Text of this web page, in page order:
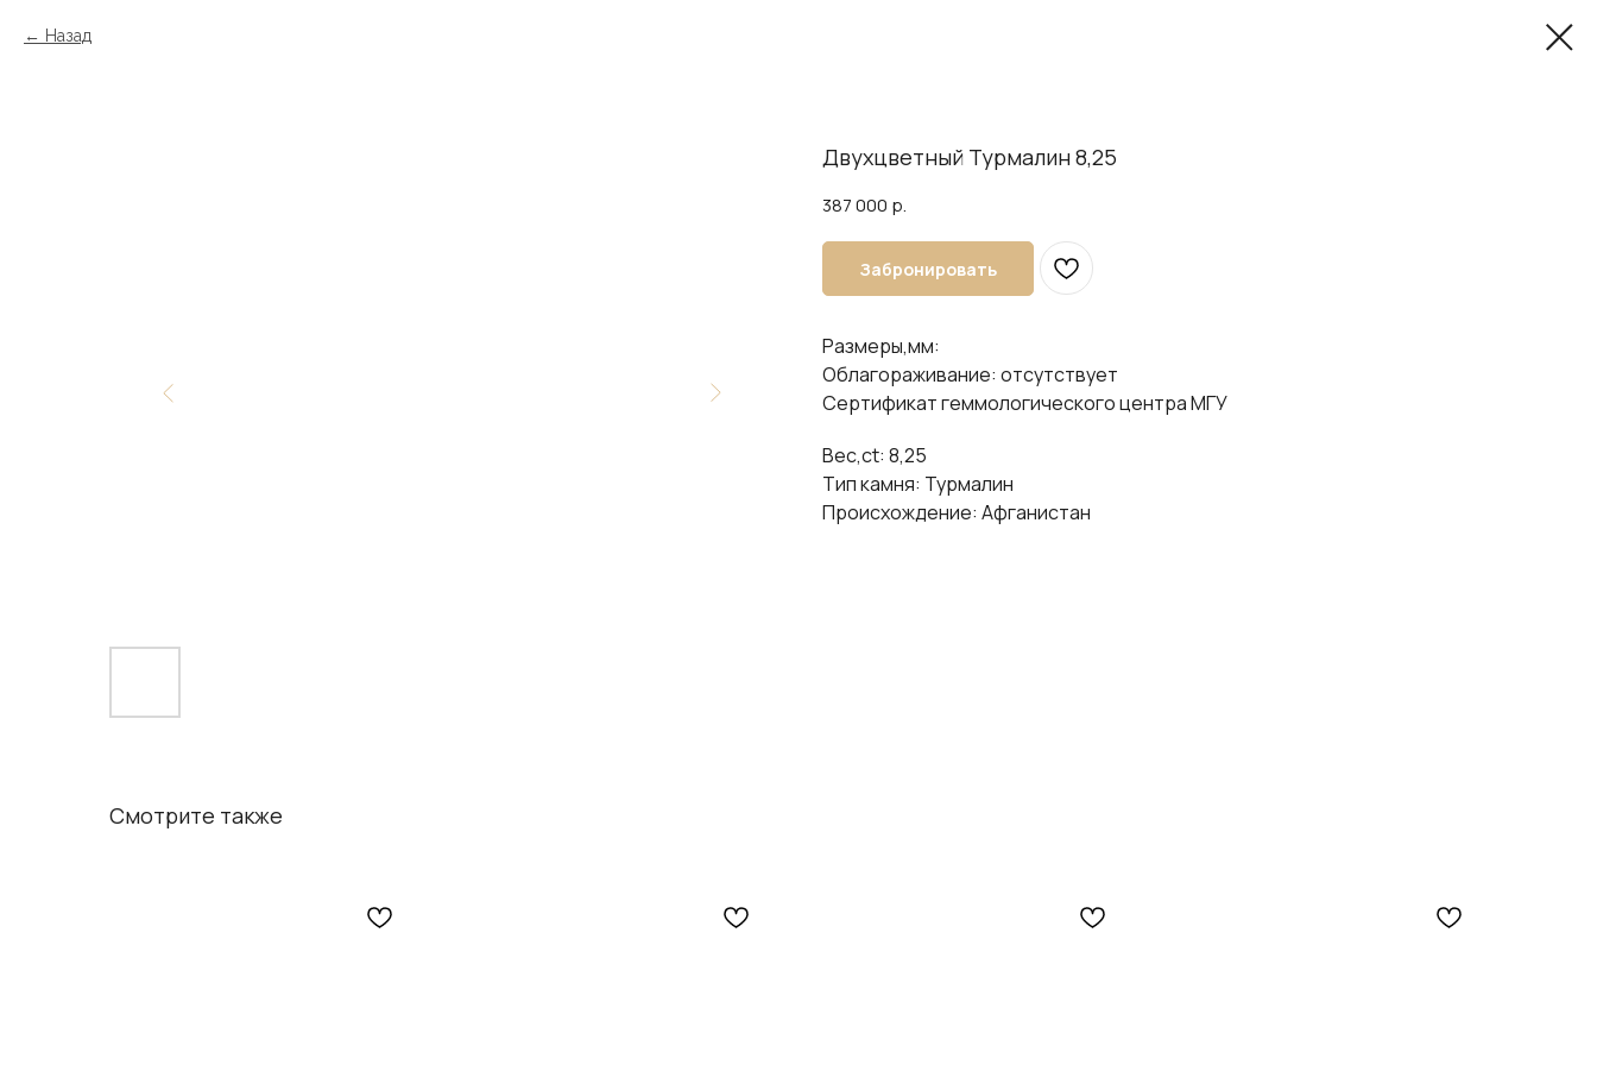
Назад
Двухцветный Турмалин 8,25
387 000 р.
Забронировать
Размеры,мм:
Облагораживание: отсутствует
Сертификат геммологического центра МГУ
Вес,ct: 8,25
Тип камня: Турмалин
Происхождение: Афганистан
Смотрите также